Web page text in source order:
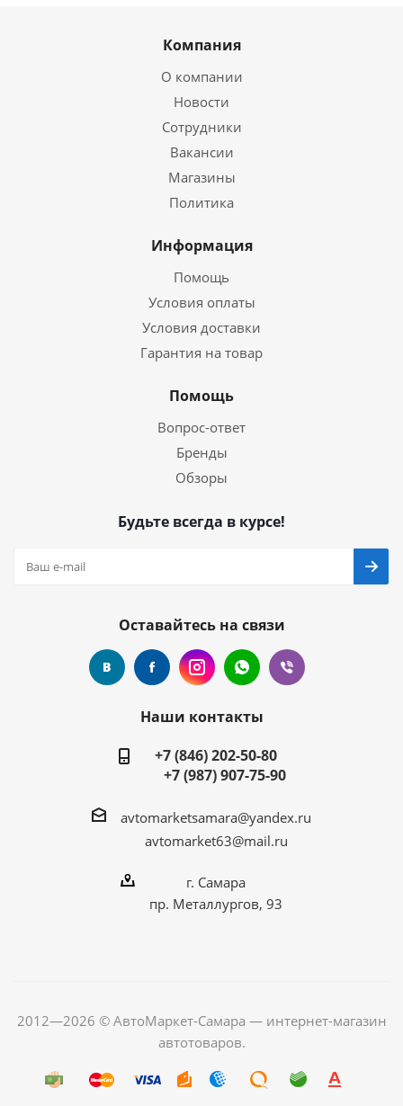
Компания
О компании
Новости
Сотрудники
Вакансии
Магазины
Политика
Информация
Помощь
Условия оплаты
Условия доставки
Гарантия на товар
Помощь
Вопрос-ответ
Бренды
Обзоры
Будьте всегда в курсе!
Оставайтесь на связи
Наши контакты
+7 (846) 202-50-80
+7 (987) 907-75-90
avtomarketsamara@yandex.ru
avtomarket63@mail.ru
г. Самара
пр. Металлургов, 93
2012—2026 © АвтоМаркет-Самара — интернет-магазин
автотоваров.